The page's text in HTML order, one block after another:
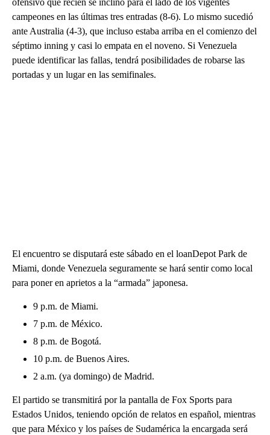
ofensivo que recién se inclinó para el lado de los vigentes
campeones en las últimas tres entradas (8-6). Lo mismo sucedió
ante Australia (4-3), que incluso estaba arriba en el comienzo del
séptimo inning y casi lo empata en el noveno. Si Venezuela
puede identificar las fallas, tendrá posibilidades de robarse las
portadas y un lugar en las semifinales.
El encuentro se disputará este sábado en el loanDepot Park de
Miami, donde Venezuela seguramente se hará sentir como local
para poner en aprietos a la “armada” japonesa.
9 p.m. de Miami.
7 p.m. de México.
8 p.m. de Bogotá.
10 p.m. de Buenos Aires.
2 a.m. (ya domingo) de Madrid.
El partido se transmitirá por la pantalla de Fox Sports para
Estados Unidos, teniendo opción de relatos en español, mientras
que para México y los países de Sudamérica la encargada será